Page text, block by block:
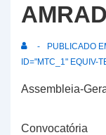
PUBLICADO
ID="MTC_1" EQUIV-
Assembleia-
Convocatória